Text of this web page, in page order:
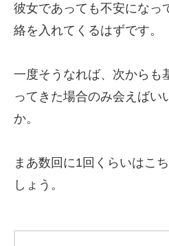
彼女であっても不安になっ
絡を入れてくるはずです。
一度そうなれば、次からも
ってきた場合のみ会えばい
か。
まあ数回に1回くらいはこ
しょう。